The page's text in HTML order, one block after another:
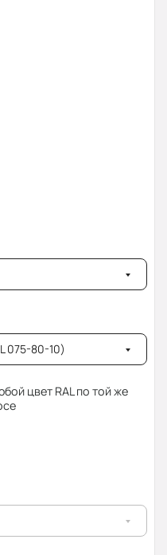
075-80-10)
цвет RAL по той же